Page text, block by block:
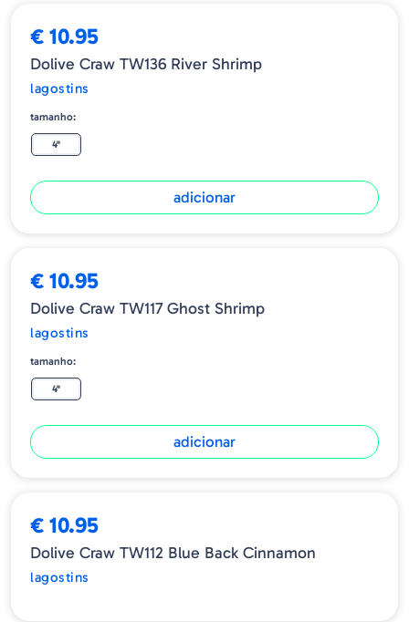
€ 10.95
Dolive Craw TW136 River Shrimp
lagostins
tamanho:
4"
adicionar
€ 10.95
Dolive Craw TW117 Ghost Shrimp
lagostins
tamanho:
4"
adicionar
€ 10.95
Dolive Craw TW112 Blue Back Cinnamon
lagostins